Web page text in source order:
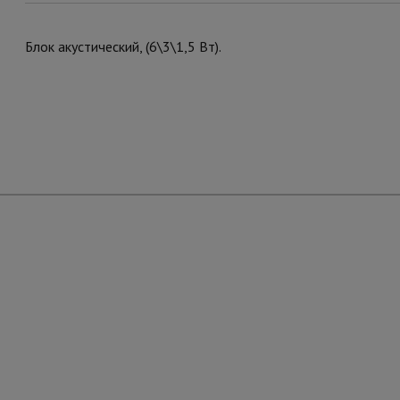
Блок акустический, (6\3\1,5 Вт).